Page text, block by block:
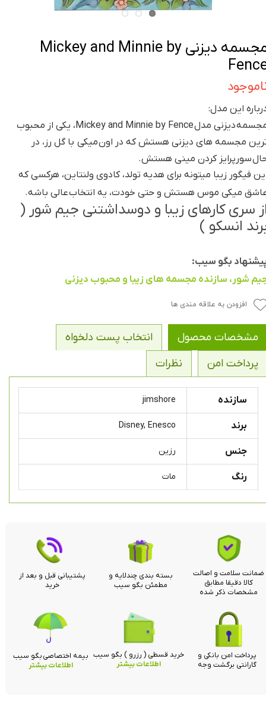
مجسمه دیزنی Mickey and Minnie by
این مدل:
مجسمه دیزنی مدل Mickey and Minnie by Fence، یکی از محبوب
مجسمه های دیزنی هستش که در اون میکی با گل رز، در
سورپرایز کردن مینی هستش.
فیگور زیبا میتونه برای هدیه تولد، کادوی ولنتاین، هرکسی که
میکی موس هستش و حتی خودت، یه انتخاب عالی باشه.
سری کارهای زیبا و دوسداشتنی جیم شور (
انسکو )
بگو سیب:
شور، سازنده مجسمه های زیبا و محبوب دیزنی
افزودن به علاقه مندی ها
مشخصات محصول
انتخاب پست دلخواه
پرداخت امن
نظرات
سازنده jimshore
برند Disney, Enesco
جنس رزین
رنگ مات
ضمانت سلامت و اصالت
کالا دقیقا مطابق
مشخصات ذکر شده
بسته بندی چندلایه و
مطمئن بگو سیب
پشتیبانی قبل و بعد از
خرید
خرید قسطی ( رزرو ) بگو سیب
اطلاعات بیشتر
پرداخت امن بانکی و
گارانتی برگشت وجه
بیمه اختصاصی بگو سیب
اطلاعات بیشتر